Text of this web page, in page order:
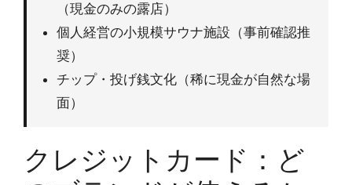
（現金のみの露店）
個人経営の小規模サウナ施設（事前確認推
奨）
チップ・投げ銭文化（稀に現金が自然な場
面）
クレジットカード：ど